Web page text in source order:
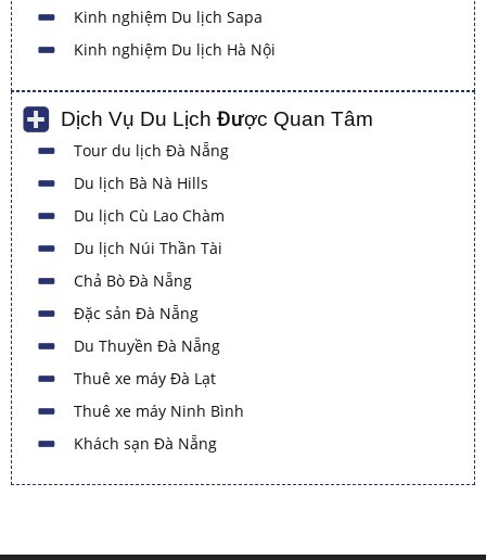
Kinh nghiệm Du lịch Sapa
Kinh nghiệm Du lịch Hà Nội
Dịch Vụ Du Lịch Được Quan Tâm
Tour du lịch Đà Nẵng
Du lịch Bà Nà Hills
Du lịch Cù Lao Chàm
Du lịch Núi Thần Tài
Chả Bò Đà Nẵng
Đặc sản Đà Nẵng
Du Thuyền Đà Nẵng
Thuê xe máy Đà Lạt
Thuê xe máy Ninh Bình
Khách sạn Đà Nẵng